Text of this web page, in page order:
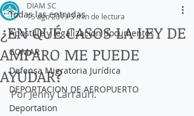
Todas las entradas
Apostille y legalizacion documentos
COMAR
Defensa Migratoria Jurídica
DEPORTACION DE AEROPUERTO
Deportation
¿EN QUÉ CASOS LA LEY DE
AMPARO ME PUEDE
AYUDAR?
DIAM SC
15 ago 20193 min de lectura
Por Jenny Larrauri.